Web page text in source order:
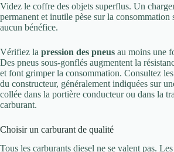
Videz le coffre des objets superflus. Un
permanent et inutile pèse sur la consommation
aucun bénéfice.
Vérifiez la pression des pneus au moins une
Des pneus sous-gonflés augmentent la
et font grimper la consommation. Consultez
du constructeur, généralement indiquées sur
collée dans la portière conducteur ou dans la
carburant.
Choisir un carburant de qualité
Tous les carburants diesel ne se valent pas. Les